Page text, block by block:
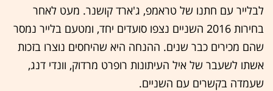
לבלייר עם חתנו של טראמפ, ג'ארד קושנר. מעט לאחר
בחירות 2016 השניים נצפו סועדים יחד, ומטעם בלייר נמסר
שהם מכירים כבר שנים. ההנחה היא שהיחסים נוצרו בזכות
אשתו לשעבר של איל העיתונות רופרט מרדוק, וונדי דנג,
שעמדה בקשרים עם השניים.